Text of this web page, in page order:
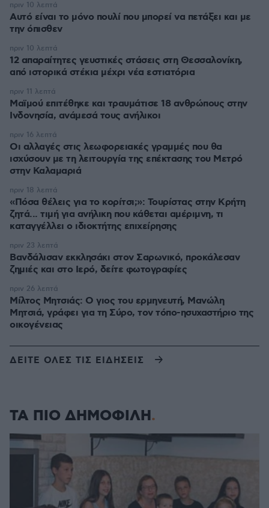
Αυτό είναι το μόνο πουλί που μπορεί να πετάξει και με
την όπισθεν
πριν 10 λεπτά
12 απαραίτητες γευστικές στάσεις στη Θεσσαλονίκη,
από ιστορικά στέκια μέχρι νέα εστιατόρια
πριν 10 λεπτά
Μαϊμού επιτέθηκε και τραυμάτισε 18 ανθρώπους στην
Ινδονησία, ανάμεσά τους ανήλικοι
πριν 11 λεπτά
Οι αλλαγές στις λεωφορειακές γραμμές που θα
ισχύσουν με τη λειτουργία της επέκτασης του Μετρό
στην Καλαμαριά
πριν 16 λεπτά
«Πόσα θέλεις για το κορίτσι;»: Τουρίστας στην Κρήτη
ζητά... τιμή για ανήλικη που κάθεται αμέριμνη, τι
καταγγέλλει ο ιδιοκτήτης επιχείρησης
πριν 18 λεπτά
Βανδάλισαν εκκλησάκι στον Σαρωνικό, προκάλεσαν
ζημιές και στο Ιερό, δείτε φωτογραφίες
πριν 23 λεπτά
Μίλτος Μητσιάς: Ο γιος του ερμηνευτή, Μανώλη
Μητσιά, γράφει για τη Σύρο, τον τόπο-ησυχαστήριο της
οικογένειας
πριν 26 λεπτά
ΔΕΙΤΕ ΟΛΕΣ ΤΙΣ ΕΙΔΗΣΕΙΣ
ΤΑ ΠΙΟ ΔΗΜΟΦΙΛΗ